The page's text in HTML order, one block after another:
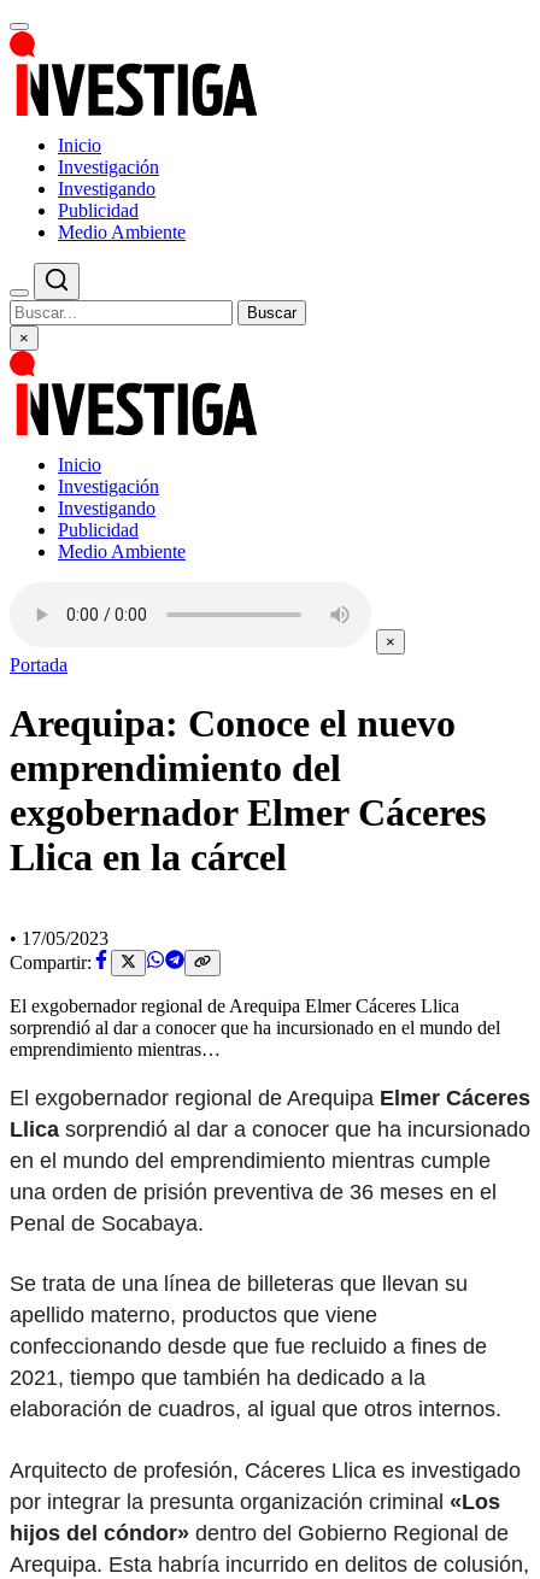
Inicio
Investigación
Investigando
Publicidad
Medio Ambiente
Buscar
×
Inicio
Investigación
Investigando
Publicidad
Medio Ambiente
×
Portada
Arequipa: Conoce el nuevo
emprendimiento del
exgobernador Elmer Cáceres
Llica en la cárcel
• 17/05/2023
Compartir:
El exgobernador regional de Arequipa Elmer Cáceres Llica
sorprendió al dar a conocer que ha incursionado en el mundo del
emprendimiento mientras…
El exgobernador regional de Arequipa Elmer Cáceres
Llica sorprendió al dar a conocer que ha incursionado
en el mundo del emprendimiento mientras cumple
una orden de prisión preventiva de 36 meses en el
Penal de Socabaya.
Se trata de una línea de billeteras que llevan su
apellido materno, productos que viene
confeccionando desde que fue recluido a fines de
2021, tiempo que también ha dedicado a la
elaboración de cuadros, al igual que otros internos.
Arquitecto de profesión, Cáceres Llica es investigado
por integrar la presunta organización criminal «Los
hijos del cóndor» dentro del Gobierno Regional de
Arequipa. Esta habría incurrido en delitos de colusión,